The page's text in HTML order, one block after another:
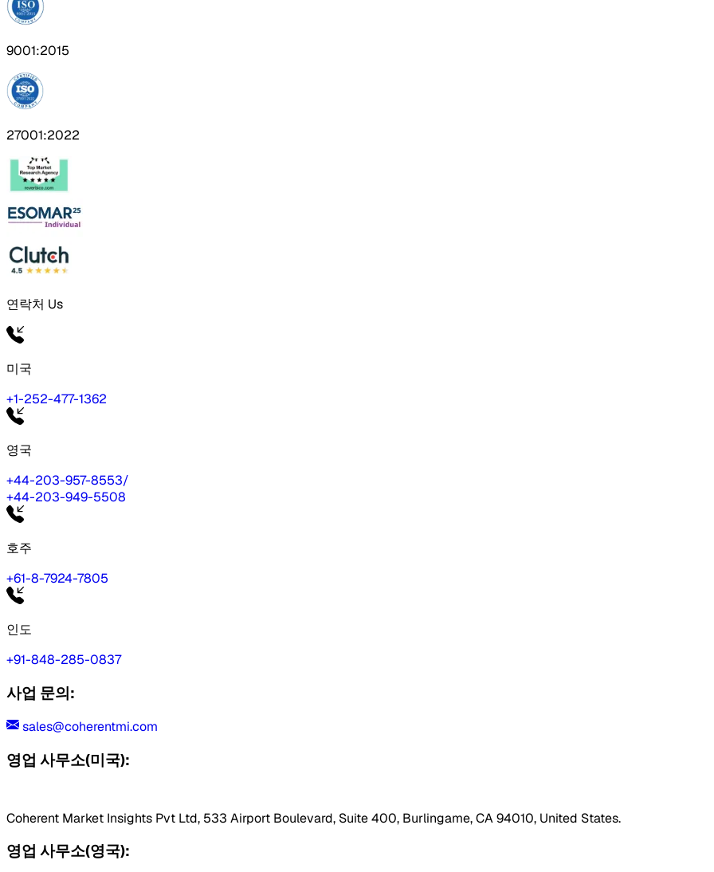
9001:2015
27001:2022
연락처 Us
미국
+1-252-477-1362
영국
+44-203-957-8553/
+44-203-949-5508
호주
+61-8-7924-7805
인도
+91-848-285-0837
사업 문의:
sales@coherentmi.com
영업 사무소(미국):
Coherent Market Insights Pvt Ltd, 533 Airport Boulevard, Suite 400, Burlingame, CA 94010, United States.
영업 사무소(영국):